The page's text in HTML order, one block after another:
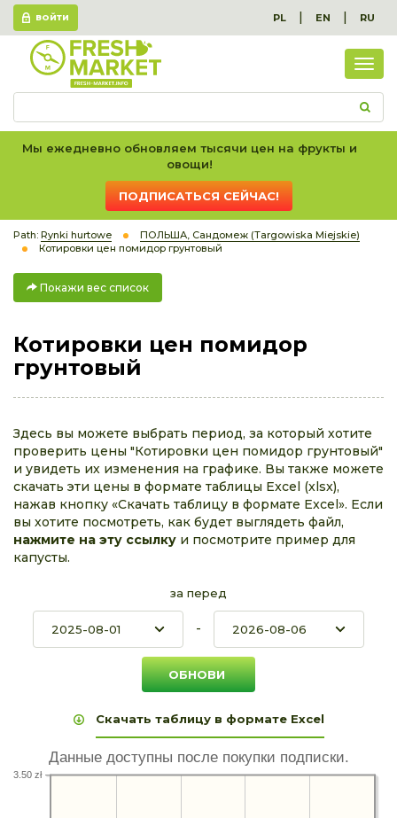
ВОЙТИ PL | EN | RU
вес
Мы ежедневно обновляем тысячи цен на фрукты и
овощи!
ПОДПИСАТЬСЯ СЕЙЧАС!
Path: Rynki hurtowe
ПОЛЬША, Сандомеж (Targowiska Miejskie)
Котировки цен помидор грунтовый
Покажи вес список
Котировки цен помидор
грунтовый
Здесь вы можете выбрать период, за который хотите
проверить цены "Котировки цен помидор грунтовый"
и увидеть их изменения на графике. Вы также можете
скачать эти цены в формате таблицы Excel (xlsx),
нажав кнопку «Скачать таблицу в формате Excel». Если
вы хотите посмотреть, как будет выглядеть файл,
нажмите на эту ссылку и посмотрите пример для
капусты.
за перед
-
Скачать таблицу в формате Excel
Данные доступны после покупки подписки.
3.50 zł